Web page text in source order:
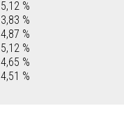
5,12 %
3,83 %
4,87 %
5,12 %
4,65 %
4,51 %